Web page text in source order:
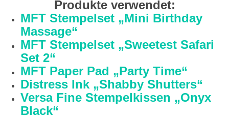
Produkte verwendet:
MFT Stempelset „Mini Birthday
Massage“
MFT Stempelset „Sweetest Safari
Set 2“
MFT Paper Pad „Party Time“
Distress Ink „Shabby Shutters“
Versa Fine Stempelkissen „Onyx
Black“